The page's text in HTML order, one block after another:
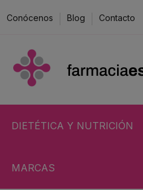
Conócenos Blog Contacto
DIETÉTICA Y NUTRICIÓN
MARCAS